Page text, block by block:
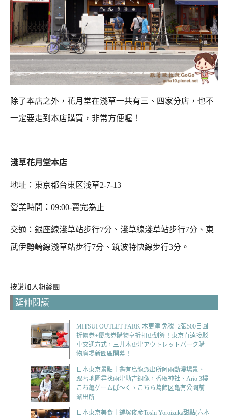
除了本店之外，花月堂在淺草一共有三、四家分店，也不
一定要走到本店購買，非常方便喔！
淺草花月堂本店
地址：東京都台東区浅草2-7-13
營業時間：09:00-賣完為止
交通： 銀座線淺草站步行7分、淺草線淺草站步行7分、 東
武伊勢崎線淺草站步行7分、筑波特快線步行3分。
按讚加入粉絲團
延伸閱讀
MITSUI OUTLET PARK 木更津 免稅+2張500日圓
折價券+優惠券購物享折扣更划算！東京直達接駁
車交通方式，三井木更津アウトレットパーク購
物廣場新園區開幕！
日本東京景點｜龜有烏龍派出所阿兩動漫場景、
跟著地圖尋找兩津勘吉銅像，香取神社、Ario 3樓
こち亀ゲームぱ～く、こちら葛飾区亀有公園前
派出所
日本東京美食｜鎧塚俊彦Toshi Yoroizuka甜點(六本